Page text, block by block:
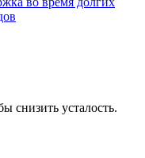
снизить усталость.